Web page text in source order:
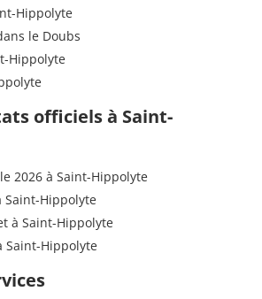
Hippolyte
le Doubs
Hippolyte
officiels à Saint-
2026 à Saint-Hippolyte
Saint-Hippolyte
à Saint-Hippolyte
Saint-Hippolyte